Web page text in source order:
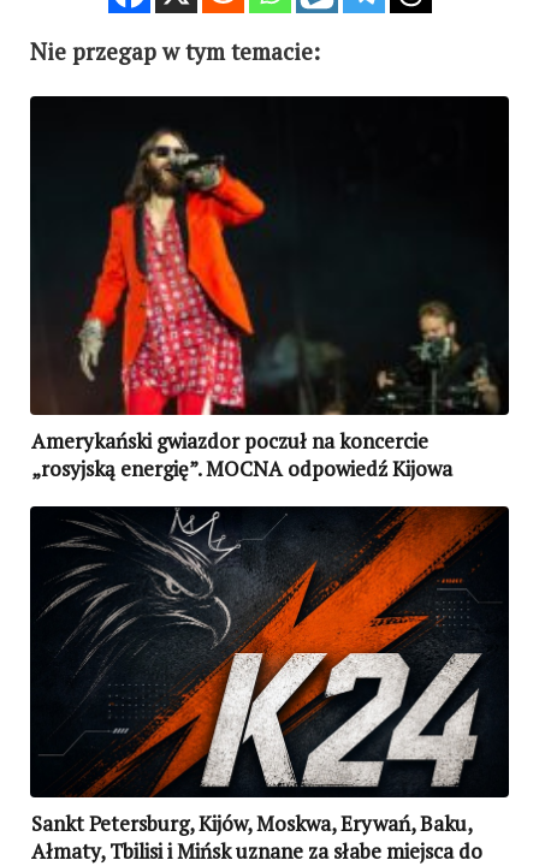
Nie przegap w tym temacie:
Amerykański gwiazdor poczuł na koncercie
„rosyjską energię”. MOCNA odpowiedź Kijowa
Sankt Petersburg, Kijów, Moskwa, Erywań, Baku,
Ałmaty, Tbilisi i Mińsk uznane za słabe miejsca do